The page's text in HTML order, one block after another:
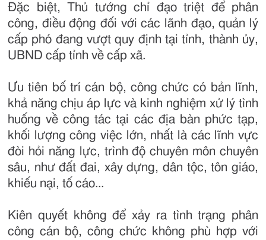
Đặc biệt, Thủ tướng chỉ đạo triệt để phân
công, điều động đối với các lãnh đạo, quản lý
cấp phó đang vượt quy định tại tỉnh, thành ủy,
UBND cấp tỉnh về cấp xã.
Ưu tiên bố trí cán bộ, công chức có bản lĩnh,
khả năng chịu áp lực và kinh nghiệm xử lý tình
huống về công tác tại các địa bàn phức tạp,
khối lượng công việc lớn, nhất là các lĩnh vực
đòi hỏi năng lực, trình độ chuyên môn chuyên
sâu, như đất đai, xây dựng, dân tộc, tôn giáo,
khiếu nại, tố cáo...
Kiên quyết không để xảy ra tình trạng phân
công cán bộ, công chức không phù hợp với